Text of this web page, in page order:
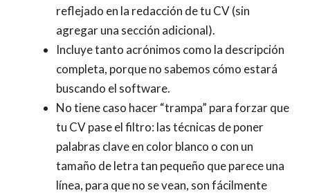
reflejado en la redacción de tu CV (sin
agregar una sección adicional).
Incluye tanto acrónimos como la descripción
completa, porque no sabemos cómo estará
buscando el software.
No tiene caso hacer “trampa” para forzar que
tu CV pase el filtro: las técnicas de poner
palabras clave en color blanco o con un
tamaño de letra tan pequeño que parece una
línea, para que no se vean, son fácilmente